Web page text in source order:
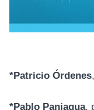
*Patricio Órdenes
*Pablo Paniagua,